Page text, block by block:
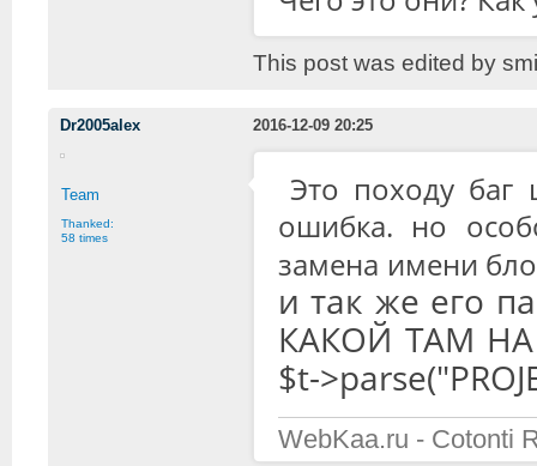
This post was edited by
Dr2005alex 2016-12-09 20:25
Team
Thanked:
58 times
Это походу баг
ошибка. но
замена имени
и так же его
КАКОЙ ТАМ
$t-
WebKaa.ru - Cotonti